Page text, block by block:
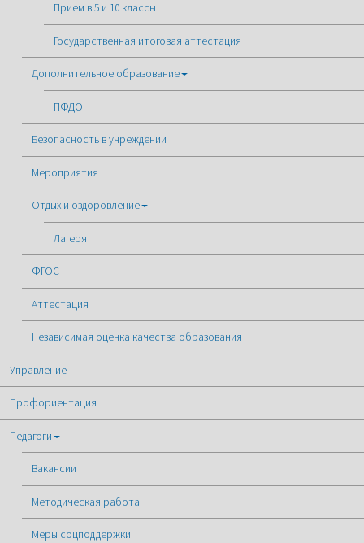
Прием в 5 и 10 классы
Государственная итоговая аттестация
Дополнительное образование
ПФДО
Безопасность в учреждении
Мероприятия
Отдых и оздоровление
Лагеря
ФГОС
Аттестация
Независимая оценка качества образования
Управление
Профориентация
Педагоги
Вакансии
Методическая работа
Меры соцподдержки